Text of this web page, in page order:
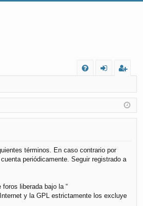
Q
nt
ifi
e
ist
ra
términos. En caso contrario por
periódicamente. Seguir registrado a
foros liberada bajo la “
y la GPL estrictamente los excluye